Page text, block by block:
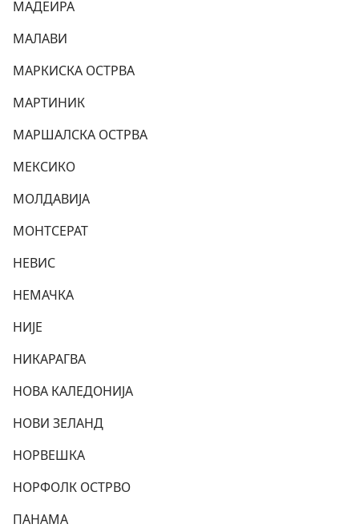
МАДЕИРА
МАЛАВИ
МАРКИСКА ОСТРВА
МАРТИНИК
МАРШАЛСКА ОСТРВА
МЕКСИКО
МОЛДАВИЈА
МОНТСЕРАТ
НЕВИС
НЕМАЧКА
НИЈЕ
НИКАРАГВА
НОВА КАЛЕДОНИЈА
НОВИ ЗЕЛАНД
НОРВЕШКА
НОРФОЛК ОСТРВО
ПАНАМА